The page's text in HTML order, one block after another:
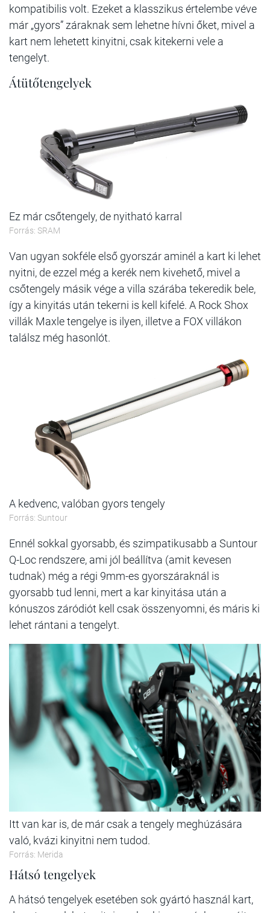
kompatibilis volt. Ezeket a klasszikus értelembe véve
már „gyors” záraknak sem lehetne hívni őket, mivel a
kart nem lehetett kinyitni, csak kitekerni vele a
tengelyt.
Átütőtengelyek
Ez már csőtengely, de nyitható karral
Forrás: SRAM
Van ugyan sokféle első gyorszár aminél a kart ki lehet
nyitni, de ezzel még a kerék nem kivehető, mivel a
csőtengely másik vége a villa szárába tekeredik bele,
így a kinyitás után tekerni is kell kifelé. A Rock Shox
villák Maxle tengelye is ilyen, illetve a FOX villákon
találsz még hasonlót.
A kedvenc, valóban gyors tengely
Forrás: Suntour
Ennél sokkal gyorsabb, és szimpatikusabb a Suntour
Q-Loc rendszere, ami jól beállítva (amit kevesen
tudnak) még a régi 9mm-es gyorszáraknál is
gyorsabb tud lenni, mert a kar kinyitása után a
kónuszos záródiót kell csak összenyomni, és máris ki
lehet rántani a tengelyt.
Itt van kar is, de már csak a tengely meghúzására
való, kvázi kinyitni nem tudod.
Forrás: Merida
Hátsó tengelyek
A hátsó tengelyek esetében sok gyártó használ kart,